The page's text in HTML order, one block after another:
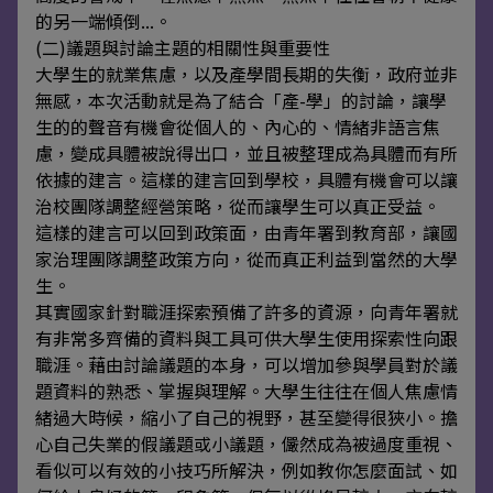
的另一端傾倒...。
(二)議題與討論主題的相關性與重要性
大學生的就業焦慮，以及產學間長期的失衡，政府並非
無感，本次活動就是為了結合「產-學」的討論，讓學
生的的聲音有機會從個人的、內心的、情緒非語言焦
慮，變成具體被說得出口，並且被整理成為具體而有所
依據的建言。這樣的建言回到學校，具體有機會可以讓
治校團隊調整經營策略，從而讓學生可以真正受益。
這樣的建言可以回到政策面，由青年署到教育部，讓國
家治理團隊調整政策方向，從而真正利益到當然的大學
生。
其實國家針對職涯探索預備了許多的資源，向青年署就
有非常多齊備的資料與工具可供大學生使用探索性向跟
職涯。藉由討論議題的本身，可以增加參與學員對於議
題資料的熟悉、掌握與理解。大學生往往在個人焦慮情
緒過大時候，縮小了自己的視野，甚至變得很狹小。擔
心自己失業的假議題或小議題，儼然成為被過度重視、
看似可以有效的小技巧所解決，例如教你怎麼面試、如